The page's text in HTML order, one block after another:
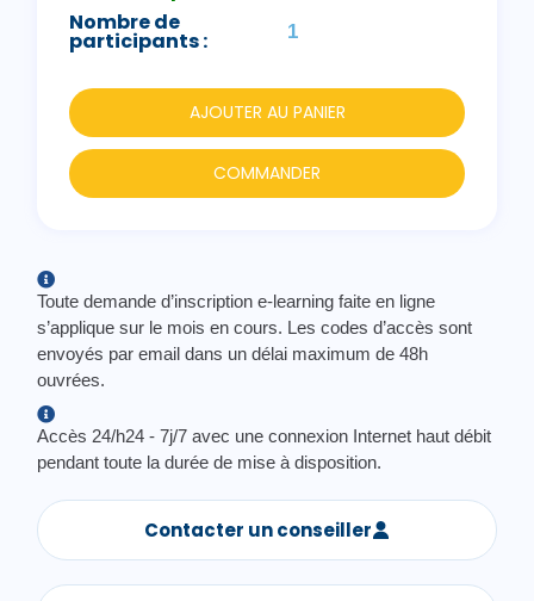
Nombre de
participants :
AJOUTER AU PANIER
COMMANDER
Toute demande d’inscription e-learning faite en ligne
s’applique sur le mois en cours. Les codes d’accès sont
envoyés par email dans un délai maximum de 48h
ouvrées.
Accès 24/h24 - 7j/7 avec une connexion Internet haut débit
pendant toute la durée de mise à disposition.
Contacter un conseiller